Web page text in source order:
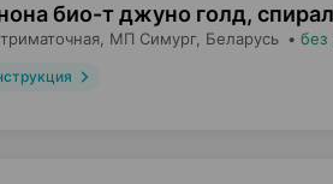
био-т джуно голд,
МП Симург, Беларусь • без